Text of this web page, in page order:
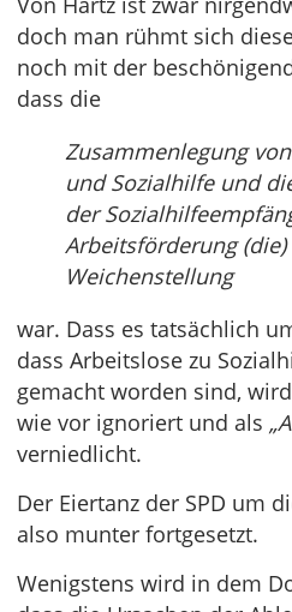
doch man rühmt sich
noch mit der
dass die
Zusammenlegung
und Sozialhilfe und
der
Arbeitsförderung
Weichenstellung
war. Dass es tatsächlich
dass Arbeitslose zu
gemacht worden sind,
wie vor ignoriert und als
verniedlicht.
Der Eiertanz der SPD um
also munter fortgesetzt.
Wenigstens wird in dem